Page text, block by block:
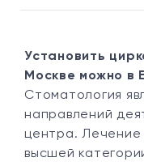
Установить
Москве можно в
Стоматология
направлений
центра. Лечение
высшей